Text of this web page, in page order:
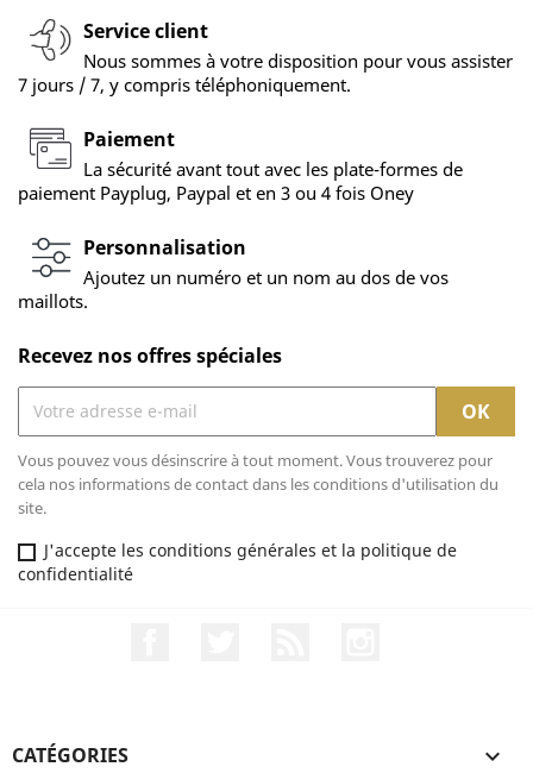
Service client
Nous sommes à votre disposition pour vous assister
7 jours / 7, y compris téléphoniquement.
Paiement
La sécurité avant tout avec les plate-formes de
paiement Payplug, Paypal et en 3 ou 4 fois Oney
Personnalisation
Ajoutez un numéro et un nom au dos de vos
maillots.
Recevez nos offres spéciales
Vous pouvez vous désinscrire à tout moment. Vous trouverez pour
cela nos informations de contact dans les conditions d'utilisation du
site.
J'accepte les conditions générales et la politique de
confidentialité
CATÉGORIES 